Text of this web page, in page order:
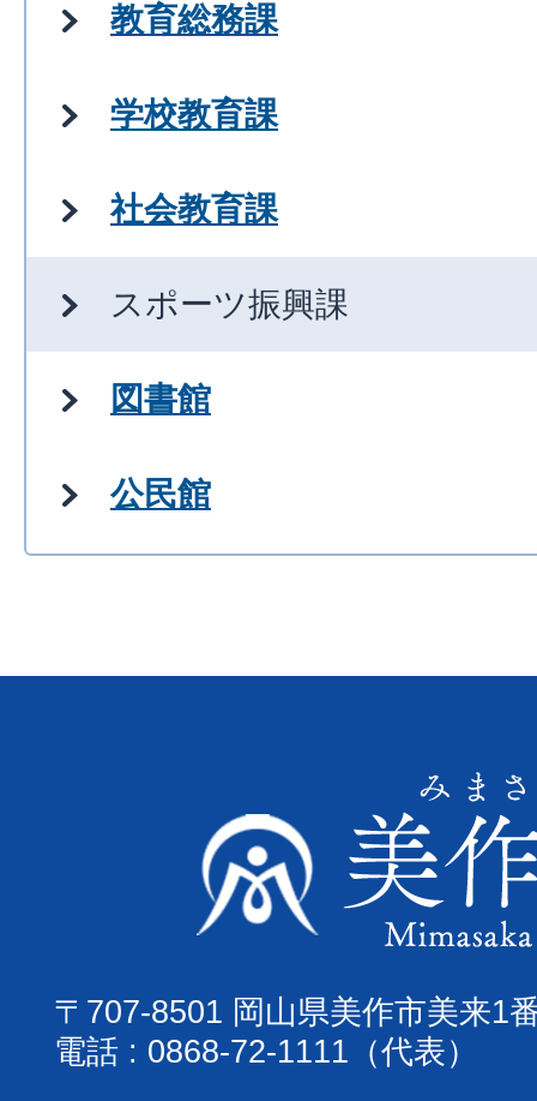
教育総務課
学校教育課
社会教育課
スポーツ振興課
図書館
公民館
〒707-8501 岡山県美作市美来1
電話 : 0868-72-1111（代表）